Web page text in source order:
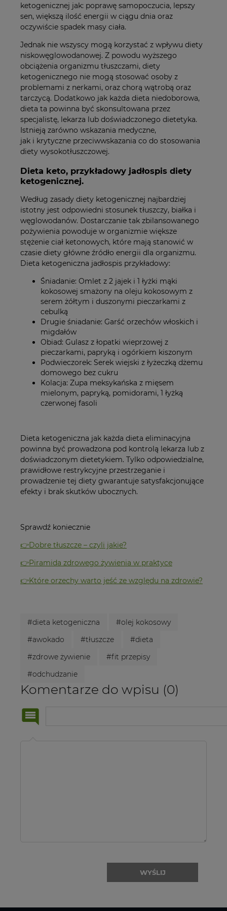
ketogenicznej jak: poprawę samopoczucia, lepszy
sen, większą ilość energii w ciągu dnia oraz
oczywiście spadek masy ciała.
Jednak nie wszyscy mogą korzystać z wpływu diety
niskowęglowodanowej. Z powodu wyższego
obciążenia organizmu tłuszczami, diety
ketogenicznego nie mogą stosować osoby z
problemami z nerkami, oraz chorą wątrobą oraz
tarczycą. Dodatkowo jak każda dieta niedoborowa,
dieta ta powinna być skonsultowana przez
specjalistę, lekarza lub doświadczonego dietetyka.
Istnieją zarówno wskazania medyczne,
jak i krytyczne przeciwwskazania co do stosowania
diety wysokotłuszczowej.
Dieta keto, przykładowy jadłospis diety
ketogenicznej.
Według zasady diety ketogenicznej najbardziej
istotny jest odpowiedni stosunek tłuszczy, białka i
węglowodanów. Dostarczanie tak zbilansowanego
pożywienia powoduje w organizmie większe
stężenie ciał ketonowych, które mają stanowić w
czasie diety główne źródło energii dla organizmu.
Dieta ketogeniczna jadłospis przykładowy:
Śniadanie: Omlet z 2 jajek i 1 łyżki mąki
kokosowej smażony na oleju kokosowym z
serem żółtym i duszonymi pieczarkami z
cebulką
Drugie śniadanie: Garść orzechów włoskich i
migdałów
Obiad: Gulasz z łopatki wieprzowej z
pieczarkami, papryką i ogórkiem kiszonym
Podwieczorek: Serek wiejski z łyżeczką dżemu
domowego bez cukru
Kolacja: Zupa meksykańska z mięsem
mielonym, papryką, pomidorami, 1 łyżką
czerwonej fasoli
Dieta ketogeniczna jak każda dieta eliminacyjna
powinna być prowadzona pod kontrolą lekarza lub z
doświadczonym dietetykiem. Tylko odpowiedzialne,
prawidłowe restrykcyjne przestrzeganie i
prowadzenie tej diety gwarantuje satysfakcjonujące
efekty i brak skutków ubocznych.
Sprawdź koniecznie
👉Dobre tłuszcze – czyli jakie?
👉Piramida zdrowego żywienia w praktyce
👉Które orzechy warto jeść ze względu na zdrowie?
#dieta ketogeniczna
#olej kokosowy
#awokado
#tłuszcze
#dieta
#zdrowe żywienie
#fit przepisy
#odchudzanie
Komentarze do wpisu (0)
WYŚLIJ